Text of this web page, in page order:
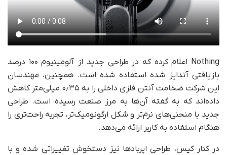
Nothing اعلام کرده که در طراحی جدید از آلومینیوم ۱۰۰ درصد
بازیافتی آندایز شده استفاده شده است. همچنین، مهندسان
این شرکت ضخامت آنتن فلزی داخلی را به ۰٫۳۵ میلی‌متر کاهش
داده‌اند که به گفته آن‌ها به مرز صنعت رسیده است. طراحی
جدید با منحنی‌های نرم‌تر و شکل ارگونومیک‌تر، تجربه راحت‌تری را
هنگام استفاده به کاربر ارائه می‌دهد.
در کنار کیس، طراحی ایربادها نیز دستخوش تغییراتی شده و با